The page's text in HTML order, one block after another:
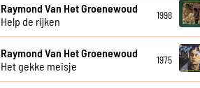
Raymond Van Het Groenewoud
Help de rijken
1998
Raymond Van Het Groenewoud
Het gekke meisje
1975